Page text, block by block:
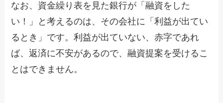
なお、資金繰り表を見た銀行が「融資をした
い！」と考えるのは、その会社に「利益が出てい
るとき」です。利益が出ていない、赤字であれ
ば、返済に不安があるので、融資提案を受けるこ
とはできません。